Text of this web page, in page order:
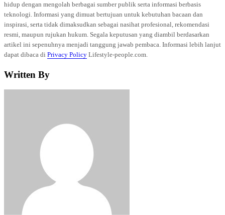
hidup dengan mengolah berbagai sumber publik serta informasi berbasis
teknologi. Informasi yang dimuat bertujuan untuk kebutuhan bacaan dan
inspirasi, serta tidak dimaksudkan sebagai nasihat profesional, rekomendasi
resmi, maupun rujukan hukum. Segala keputusan yang diambil berdasarkan
artikel ini sepenuhnya menjadi tanggung jawab pembaca. Informasi lebih lanjut
dapat dibaca di Privacy Policy Lifestyle-people.com.
Written By